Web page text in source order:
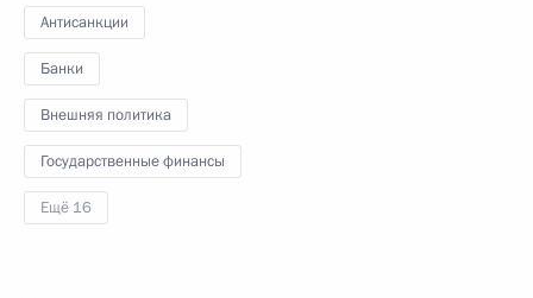
Антисанкции
Банки
Внешняя политика
Государственные финансы
Ещё 16